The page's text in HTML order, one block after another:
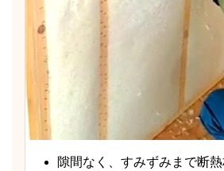
隙間なく、すみずみまで断